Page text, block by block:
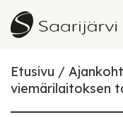
Skip to content
Etusivu
viemärilaitoksen